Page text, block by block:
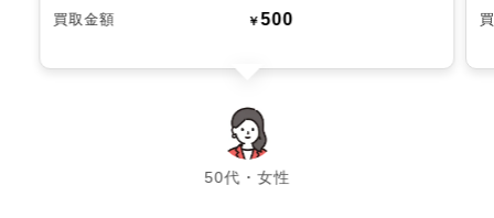
買取金額 ￥500
50代・女性
chevron_left chevron_right